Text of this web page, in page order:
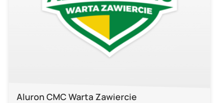
Aluron CMC Warta Zawiercie